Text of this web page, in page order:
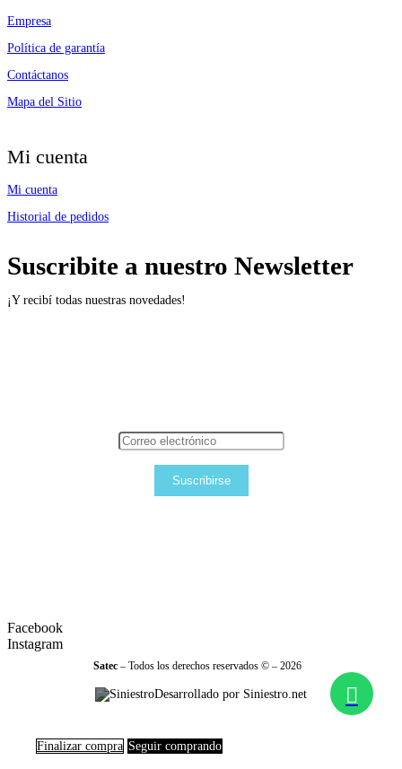
Empresa
Política de garantía
Contáctanos
Mapa del Sitio
Mi cuenta
Mi cuenta
Historial de pedidos
Suscribite a nuestro Newsletter
¡Y recibí todas nuestras novedades!
Suscribirse
Facebook
Instagram
Satec – Todos los derechos reservados © – 2026
Desarrollado por Siniestro.net
Finalizar compra Seguir comprando